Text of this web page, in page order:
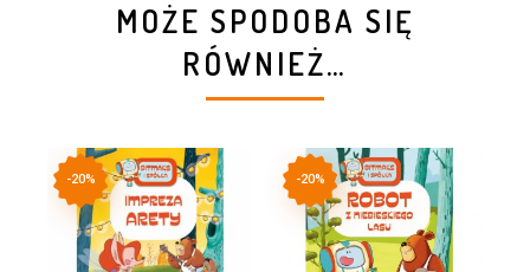
MOŻE SPODOBA SIĘ
RÓWNIEŻ…
-20% -20%